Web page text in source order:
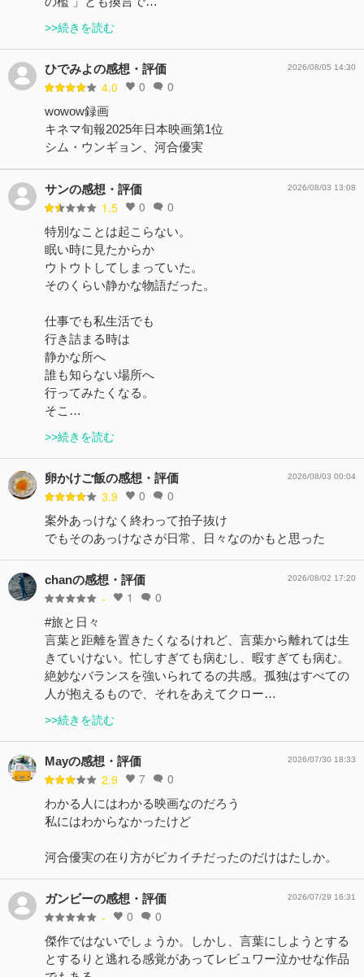
>>続きを読む
ひでみよの感想・評価
4.0 0 0
2026/08/05 14:30
wowow録画
キネマ旬報2025年日本映画第1位
シム・ウンギョン、河合優実
サンの感想・評価
1.5 0 0
2026/08/03 13:08
特別なことは起こらない。
眠い時に見たからか
ウトウトしてしまっていた。
そのくらい静かな物語だった。
仕事でも私生活でも
行き詰まる時は
静かな所へ
誰も知らない場所へ
行ってみたくなる。
そこ…
>>続きを読む
卵かけご飯の感想・評価
3.9 0 0
2026/08/03 00:04
案外あっけなく終わって拍子抜け
でもそのあっけなさが日常、日々なのかもと思った
chanの感想・評価
- 1 0
2026/08/02 17:20
#旅と日々
言葉と距離を置きたくなるけれど、言葉から離れては生
きていけない。忙しすぎても病むし、暇すぎても病む。
絶妙なバランスを強いられてるの共感。孤独はすべての
人が抱えるもので、それをあえてクロー…
>>続きを読む
Mayの感想・評価
2.9 7 0
2026/07/30 18:33
わかる人にはわかる映画なのだろう
私にはわからなかったけど
河合優実の在り方がピカイチだったのだけはたしか。
ガンビーの感想・評価
- 0 0
2026/07/29 16:31
傑作ではないでしょうか。しかし、言葉にしようとする
とするりと逃れる感覚があってレビュワー泣かせな作品